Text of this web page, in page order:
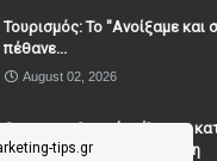
tips.gr
Τουρισμός: Το "Ανοίξαμε και
πέθανε...
August 02, 2026
Casanova Complex: Όταν η
περισσότερο από τη σχέση